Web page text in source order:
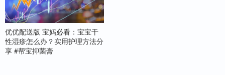
优优配送版 宝妈必看：宝宝干
性湿疹怎么办？实用护理方法分
享 #帮宝抑菌膏